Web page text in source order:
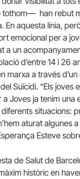
tothom— han rebut
En aquesta línia,
emocional per a
a un
d’entre 14 i 26
marxa a través
Suïcidi. “Els
a Joves ja tenim
situacions:
aturat algunes
Esteve
de Salut de
històric en